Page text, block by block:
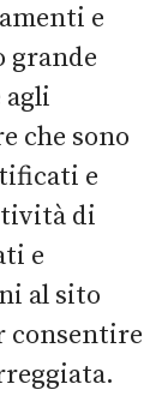
e
grande
agli
che sono
e
di
e
al sito
consentire